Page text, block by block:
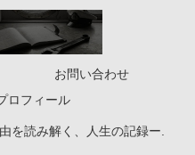
お問い合わせ
ロフィール
を読み解く、人生の記録ー.